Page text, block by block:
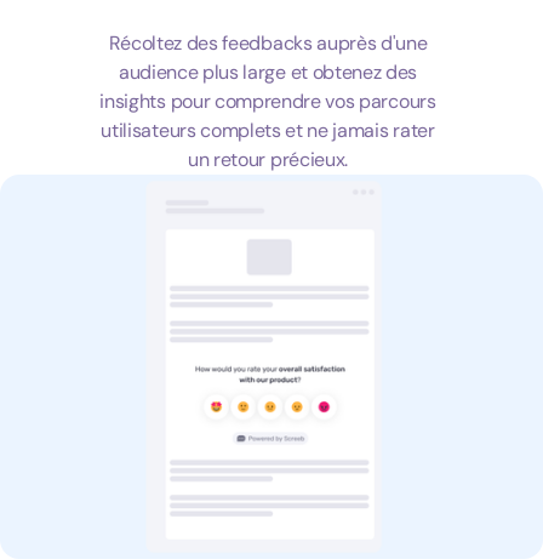
Récoltez des feedbacks auprès d'une
audience plus large et obtenez des
insights pour comprendre vos parcours
utilisateurs complets et ne jamais rater
un retour précieux.